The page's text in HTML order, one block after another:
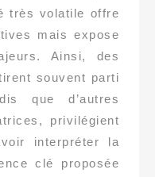
très volatile offre
mais expose
Ainsi, des
souvent parti
que d’autres
privilégient
interpréter la
clé proposée